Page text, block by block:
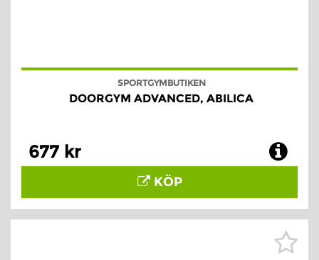
SPORTGYMBUTIKEN
DOORGYM ADVANCED, ABILICA
677 kr
KÖP